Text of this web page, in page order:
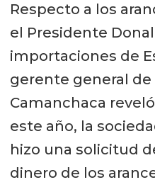
Respecto a los
el Presidente
importaciones de
gerente general de
Camanchaca
este año, la
hizo una solicitud
dinero de los